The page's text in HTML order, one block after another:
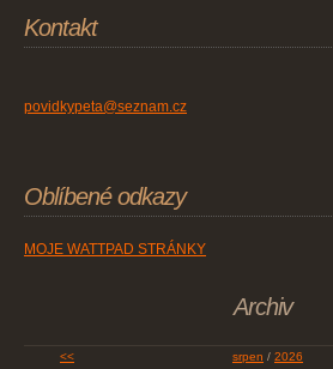
Kontakt
povidkypeta@seznam.cz
Oblíbené odkazy
MOJE WATTPAD STRÁNKY
Archiv
<< srpen / 2026